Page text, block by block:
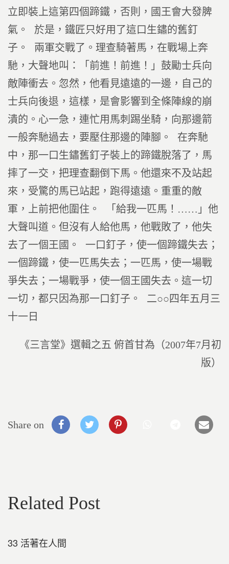
立即裝上這第四個蹄鐵，否則，國王會大發脾
氣。 於是，鐵匠只好用了這口生鏽的舊釘
子。 兩軍交戰了。理查騎著馬，在戰場上奔
馳，大聲地叫：「前進！前進！」鼓勵士兵向
敵陣衝去。忽然，他看見遠遠的一邊，自己的
士兵向後退，這樣，是會影響到全條陣線的崩
潰的。心一急，連忙用馬刺踢坐騎，向那邊箭
一般奔馳過去，要壓住那邊的陣腳。 在奔馳
中，那一口生鏽舊釘子裝上的蹄鐵脫落了，馬
摔了一交，把理查翻倒下馬。他還來不及站起
來，受驚的馬已站起，跑得遠遠。重重的敵
軍，上前把他圍住。 「給我一匹馬！……」他
大聲叫道。但沒有人給他馬，他戰敗了，他失
去了一個王國。 一口釘子，使一個蹄鐵失去；
一個蹄鐵，使一匹馬失去；一匹馬，使一場戰
爭失去；一場戰爭，使一個王國失去。這一切
一切，都只因為那一口釘子。 二○○四年五月三
十一日
《三言堂》選輯之五 俯首甘為（2007年7月初
版）
Share on
Related Post
33 活著在人間